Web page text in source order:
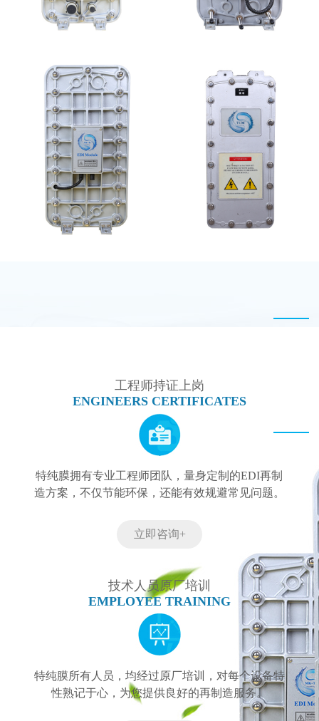
MK-TC300 EDI超纯水
处理设备
西门子 EDI模块维修
工程师持证上岗
ENGINEERS CERTIFICATES
特纯膜拥有专业工程师团队，量身定制的EDI再制
造方案，不仅节能环保，还能有效规避常见问题。
立即咨询+
技术人员原厂培训
EMPLOYEE TRAINING
特纯膜所有人员，均经过原厂培训，对每个设备特
性熟记于心，为您提供良好的再制造服务。